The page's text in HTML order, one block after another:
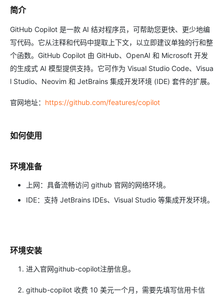
简介
GitHub Copilot 是一款 AI 结对程序员，可帮助您更快、更少地编
写代码。它从注释和代码中提取上下文，以立即建议单独的行和整
个函数。GitHub Copilot 由 GitHub、OpenAI 和 Microsoft 开发
的生成式 AI 模型提供支持。它可作为 Visual Studio Code、Visua
l Studio、Neovim 和 JetBrains 集成开发环境 (IDE) 套件的扩展。
官网地址： https://github.com/features/copilot
如何使用
环境准备
上网：具备流畅访问 github 官网的网络环境。
IDE：支持 JetBrains IDEs、Visual Studio 等集成开发环境。
环境安装
进入官网github-copilot注册信息。
github-copilot 收费 10 美元一个月，需要先填写信用卡信